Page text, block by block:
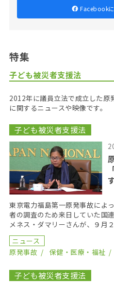
Facebook
特集
子ども被災者支援法
2012年に議員立法で成立した原
に関するニュースや映像です。
子ども被災者支援法
東京電力福島第一原発事故によ
者の調査のため来日していた国
メネス・ダマリーさんが、９月
え記者会見した。ヒメネスさん
ニュース
原発事故
保健・医療・福祉
子ども被災者支援法